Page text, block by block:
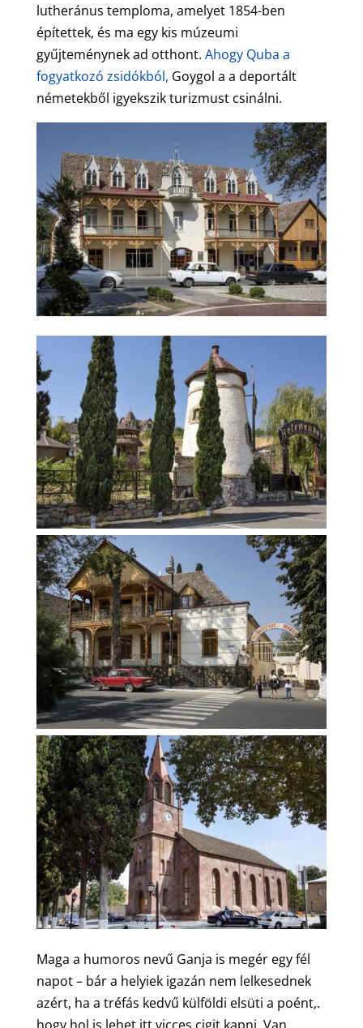
lutheránus temploma, amelyet 1854-ben
építettek, és ma egy kis múzeumi
gyűjteménynek ad otthont. Ahogy Quba a
fogyatkozó zsidókból, Goygol a a deportált
németekből igyekszik turizmust csinálni.
Maga a humoros nevű Ganja is megér egy fél
napot – bár a helyiek igazán nem lelkesednek
azért, ha a tréfás kedvű külföldi elsüti a poént,.